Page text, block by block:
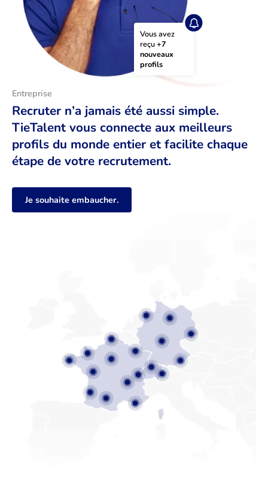
Vous avez
reçu +7
nouveaux
profils
Entreprise
Recruter n’a jamais été aussi simple.
TieTalent vous connecte aux meilleurs
profils du monde entier et facilite chaque
étape de votre recrutement.
Je souhaite embaucher.